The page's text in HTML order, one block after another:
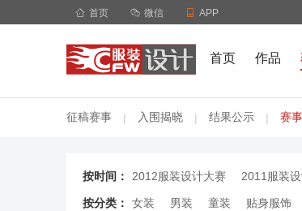
 首页  微信  APP
首页 作品
征稿赛事 | 入围揭晓 | 结果公示 | 赛
按时间： 2012服装设计大赛 2011服装
按分类： 女装 男装 童装 贴身服饰